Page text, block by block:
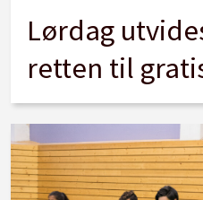
Lørdag
retten til